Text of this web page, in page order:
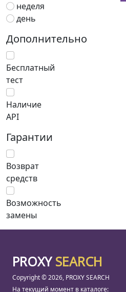
неделя
день
Дополнительно
Бесплатный
тест
Наличие
API
Гарантии
Возврат
средств
Возможность
замены
PROXYSEARCH
Copyright © 2026, PROXY SEARCH
На текущий момент в каталоге: